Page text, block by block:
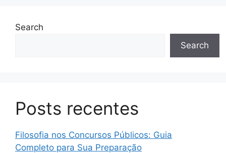
Search
Search
Posts recentes
Filosofia nos Concursos Públicos: Guia
Completo para Sua Preparação